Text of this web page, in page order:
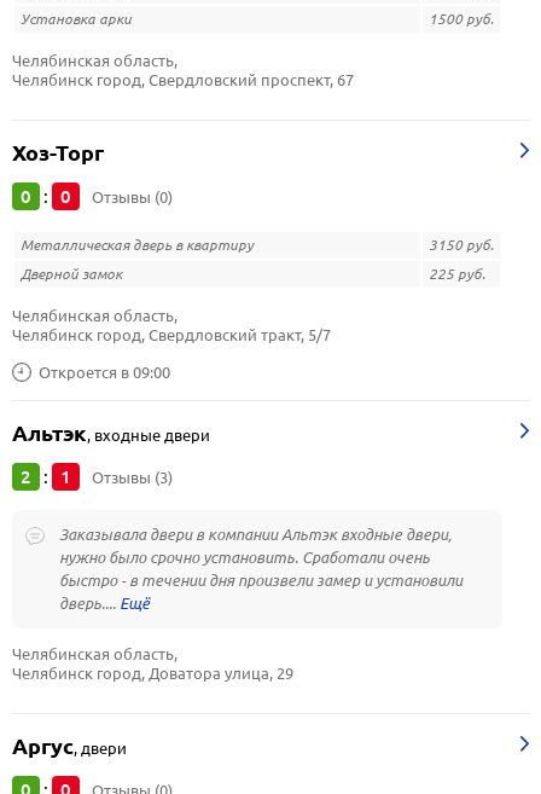
Установка арки
1500 руб.
Челябинская область,
Челябинск город, Свердловский проспект, 67
Хоз-Торг
0 : 0 Отзывы (0)
Металлическая дверь в квартиру
3150 руб.
Дверной замок
225 руб.
Откроется в 09:00
Челябинская область,
Челябинск город, Свердловский тракт, 5/7
Альтэк, входные двери
2 : 1 Отзывы (3)
Заказывала двери в компании Альтэк входные двери,
нужно было срочно установить. Сработали очень
быстро - в течении дня произвели замер и установили
дверь....
Челябинская область,
Челябинск город, Доватора улица, 29
Аргус, двери
0 : 0